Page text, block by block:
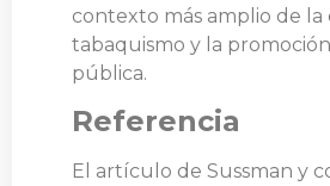
contexto más amplio de la
tabaquismo y la
pública.
Referencia
El artículo de Sussman y